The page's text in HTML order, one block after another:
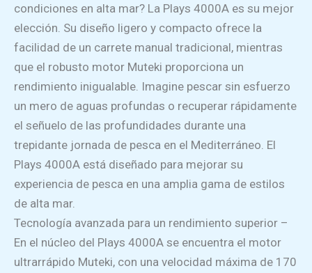
condiciones en alta mar? La Plays 4000A es su mejor
elección. Su diseño ligero y compacto ofrece la
facilidad de un carrete manual tradicional, mientras
que el robusto motor Muteki proporciona un
rendimiento inigualable. Imagine pescar sin esfuerzo
un mero de aguas profundas o recuperar rápidamente
el señuelo de las profundidades durante una
trepidante jornada de pesca en el Mediterráneo. El
Plays 4000A está diseñado para mejorar su
experiencia de pesca en una amplia gama de estilos
de alta mar.
Tecnología avanzada para un rendimiento superior –
En el núcleo del Plays 4000A se encuentra el motor
ultrarrápido Muteki, con una velocidad máxima de 170